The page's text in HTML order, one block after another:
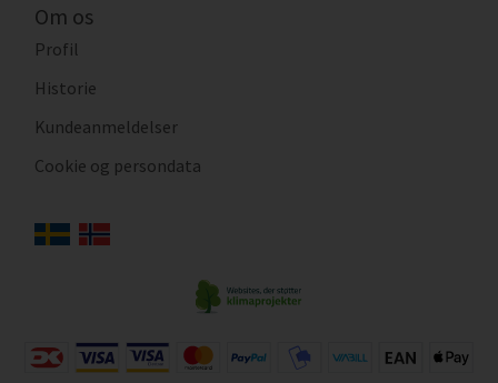
Om os
Profil
Historie
Kundeanmeldelser
Cookie og persondata